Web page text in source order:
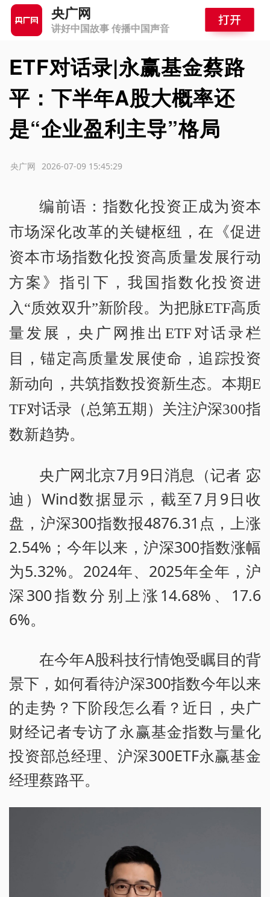
央广网
讲好中国故事 传播中国声音
ETF对话录|永赢基金蔡路
平：下半年A股大概率还
是“企业盈利主导”格局
2026-07-09 15:45:29
央广网
编前语：指数化投资正成为资本
市场深化改革的关键枢纽，在《促进
资本市场指数化投资高质量发展行动
方案》指引下，我国指数化投资进
入“质效双升”新阶段。为把脉ETF高质
量发展，央广网推出ETF对话录栏
目，锚定高质量发展使命，追踪投资
新动向，共筑指数投资新生态。本期E
TF对话录（总第五期）关注沪深300指
数新趋势。
央广网北京7月9日消息（记者 宓
迪）Wind数据显示，截至7月9日收
盘，沪深300指数报4876.31点，上涨
2.54%；今年以来，沪深300指数涨幅
为5.32%。2024年、2025年全年，沪
深300指数分别上涨14.68%、17.6
6%。
在今年A股科技行情饱受瞩目的背
景下，如何看待沪深300指数今年以来
的走势？下阶段怎么看？近日，央广
财经记者专访了永赢基金指数与量化
投资部总经理、沪深300ETF永赢基金
经理蔡路平。